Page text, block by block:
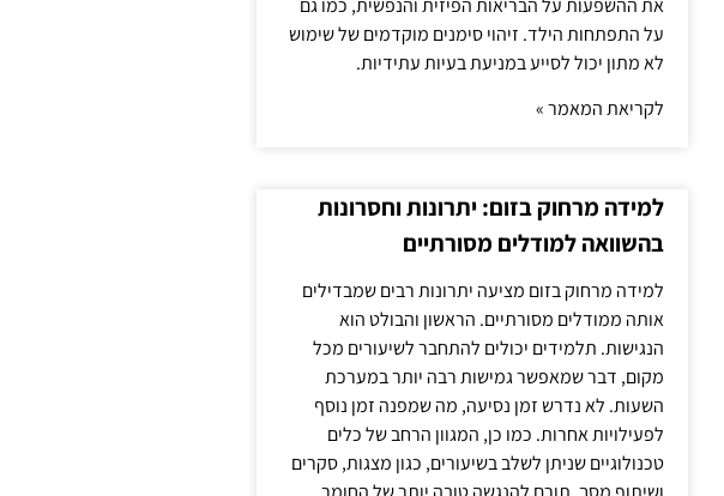
את ההשפעות על הבריאות הפיזית והנפשית, כמו גם
על התפתחות הילד. זיהוי סימנים מוקדמים של שימוש
לא מתון יכול לסייע במניעת בעיות עתידיות.
לקריאת המאמר »
למידה מרחוק בזום: יתרונות וחסרונות
בהשוואה למודלים מסורתיים
למידה מרחוק בזום מציעה יתרונות רבים שמבדילים
אותה ממודלים מסורתיים. הראשון והבולט הוא
הנגישות. תלמידים יכולים להתחבר לשיעורים מכל
מקום, דבר שמאפשר גמישות רבה יותר במערכת
השעות. לא נדרש זמן נסיעה, מה שמפנה זמן נוסף
לפעילויות אחרות. כמו כן, המגוון הרחב של כלים
טכנולוגיים שניתן לשלב בשיעורים, כגון מצגות, סקרים